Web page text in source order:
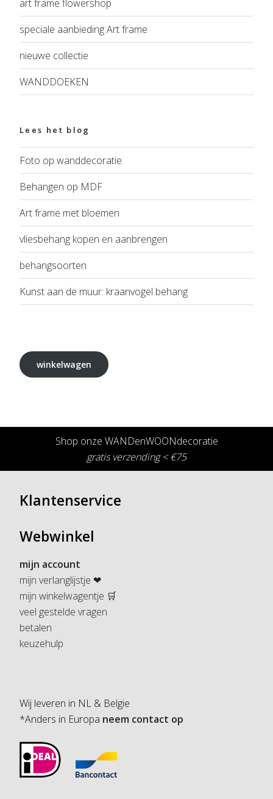
art frame flowershop
speciale aanbieding Art frame
nieuwe collectie
WANDDOEKEN
Lees het blog
Foto op wanddecoratie
Behangen op MDF
Art frame met bloemen
vliesbehang kopen en aanbrengen
behangsoorten
Kunst aan de muur: kraanvogel behang
winkelwagen
Shop onze WANDenWOONdecoratie
gratis verzending < €75
Klantenservice
Webwinkel
mijn account
mijn verlanglijstje ❤
mijn winkelwagentje 🛒
veel gestelde vragen
betalen
keuzehulp
Wij leveren in NL & Belgie
*Anders in Europa neem contact op